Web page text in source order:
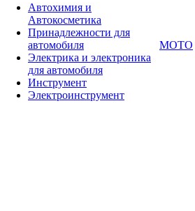
Автохимия и
Автокосметика
Принадлежности для
автомобиля
Электрика и электроника
для автомобиля
Инструмент
Электроинструмент
МОТО